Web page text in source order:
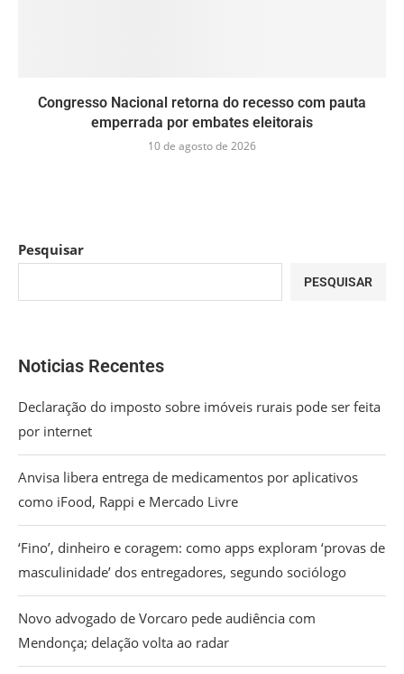
Congresso Nacional retorna do recesso com pauta
emperrada por embates eleitorais
10 de agosto de 2026
Pesquisar
PESQUISAR
Noticias Recentes
Declaração do imposto sobre imóveis rurais pode ser feita
por internet
Anvisa libera entrega de medicamentos por aplicativos
como iFood, Rappi e Mercado Livre
‘Fino’, dinheiro e coragem: como apps exploram ‘provas de
masculinidade’ dos entregadores, segundo sociólogo
Novo advogado de Vorcaro pede audiência com
Mendonça; delação volta ao radar